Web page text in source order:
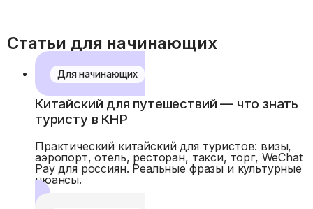
Статьи для начинающих
Для начинающих
Китайский для путешествий — что знать
туристу в КНР
Практический китайский для туристов: визы,
аэропорт, отель, ресторан, такси, торг, WeChat
Pay для россиян. Реальные фразы и культурные
нюансы.